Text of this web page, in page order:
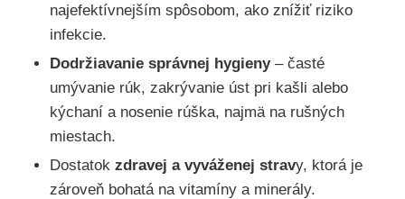
najefektívnejším spôsobom, ako znížiť riziko
infekcie.
Dodržiavanie správnej hygieny – časté
umývanie rúk, zakrývanie úst pri kašli alebo
kýchaní a nosenie rúška, najmä na rušných
miestach.
Dostatok zdravej a vyváženej stravy, ktorá je
zároveň bohatá na vitamíny a minerály.